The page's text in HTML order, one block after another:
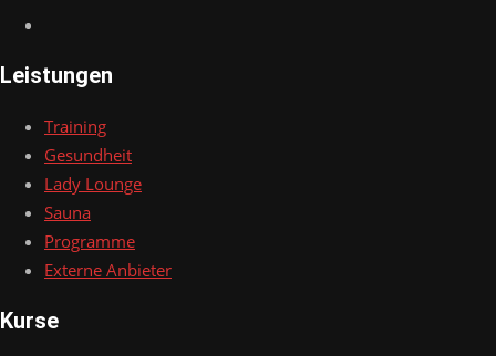
Leistungen
Training
Gesundheit
Lady Lounge
Sauna
Programme
Externe Anbieter
Kurse